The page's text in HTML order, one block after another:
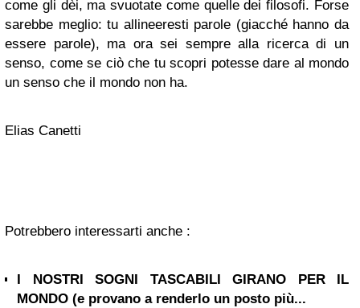
come gli dèi, ma svuotate come quelle dei filosofi. Forse
sarebbe meglio: tu allineeresti parole (giacché hanno da
essere parole), ma ora sei sempre alla ricerca di un
senso, come se ciò che tu scopri potesse dare al mondo
un senso che il mondo non ha.
Elias Canetti
Potrebbero interessarti anche :
I NOSTRI SOGNI TASCABILI GIRANO PER IL
MONDO (e provano a renderlo un posto più...